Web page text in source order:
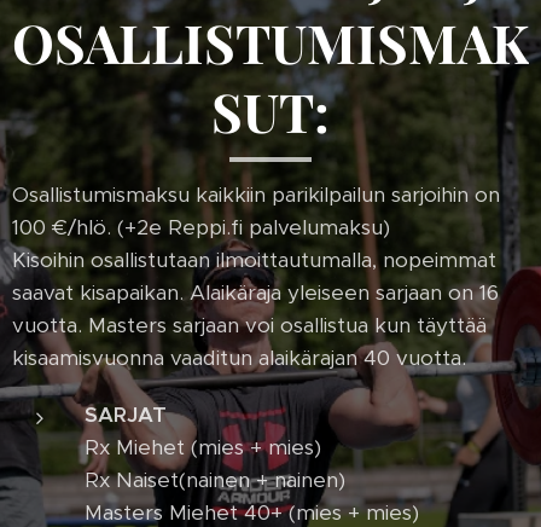
OSALLISTUMISMAK
SUT:
Osallistumismaksu kaikkiin parikilpailun sarjoihin on
100 €/hlö. (+2e Reppi.fi palvelumaksu)
Kisoihin osallistutaan ilmoittautumalla, nopeimmat
saavat kisapaikan. Alaikäraja yleiseen sarjaan on 16
vuotta. Masters sarjaan voi osallistua kun täyttää
kisaamisvuonna vaaditun alaikärajan 40 vuotta.
SARJAT
Rx Miehet (mies + mies)
Rx Naiset(nainen + nainen)
Masters Miehet 40+ (mies + mies)